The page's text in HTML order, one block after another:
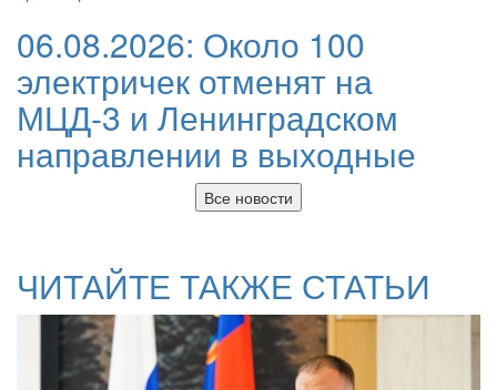
06.08.2026: Около 100
электричек отменят на
МЦД-3 и Ленинградском
направлении в выходные
Все новости
ЧИТАЙТЕ ТАКЖЕ СТАТЬИ